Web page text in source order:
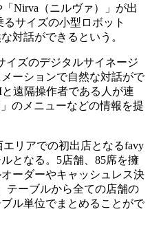
Nirva（ニルヴァ）」が出
るサイズの小型ロボット
対話ができるという。
イズのデジタルサイネージ
ーションで自然な対話がで
遠隔操作者である人が連
のメニューなどの情報を提
リアでの初出店となるfavy
となる。5店舗、85席を擁
ーダーやキャッシュレス決
テーブルから全ての店舗の
ル単位でまとめることがで